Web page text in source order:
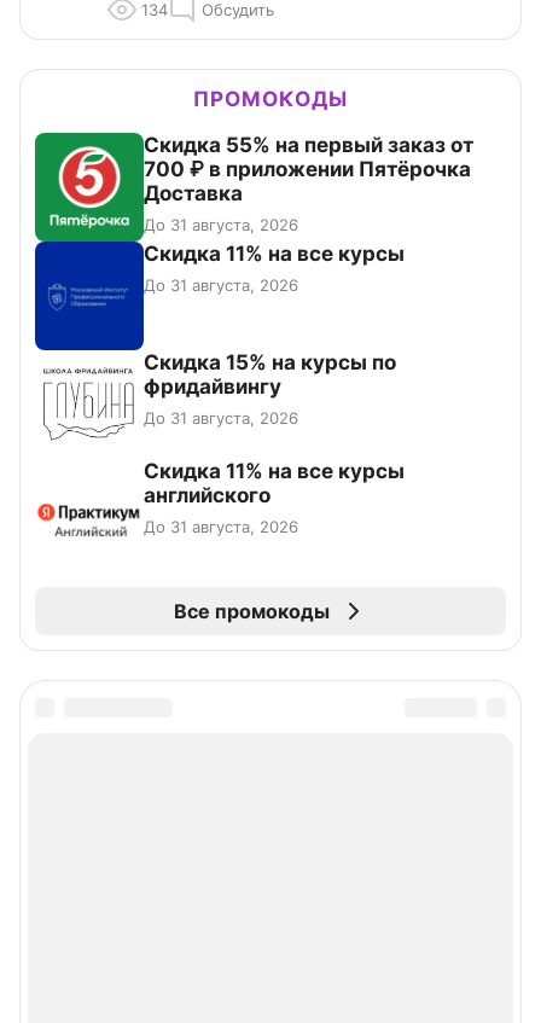
134 Обсудить
ПРОМОКОДЫ
Скидка 55% на первый заказ от
700 ₽ в приложении Пятёрочка
Доставка
До 31 августа, 2026
Скидка 11% на все курсы
До 31 августа, 2026
Скидка 15% на курсы по
фридайвингу
До 31 августа, 2026
Скидка 11% на все курсы
английского
До 31 августа, 2026
Все промокоды